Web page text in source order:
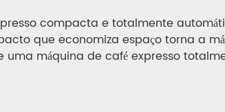
compacta e totalmente
que economiza espaço torna a
uma máquina de café expresso